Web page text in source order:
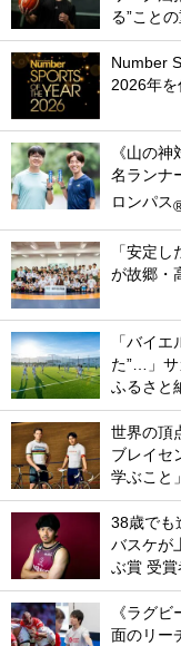
る”こと
Number
2026年を
《山の
名ランナ
ロンパス
「安定
が故郷・
「バイ
た”…」サ
ふるさと
世界の頂
ブレイセ
学ぶこと
38歳でも
バスケが
ぶ賞 受賞
《ラグ
面のリー